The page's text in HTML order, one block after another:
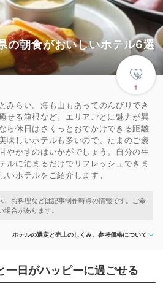
の朝食がおいしいホテル6選
1
みらい。海も山もあってのんびりでき
せる箱根など。エリアごとに魅力が異
ら休日はさくっとおでかけできる距離
味しいホテルも多いので、たまのご褒
やかすのはいかがでしょう。自分の生
ルに泊まるだけでリフレッシュできま
いホテルをご紹介します。
ホテルの選定と売上のしくみ、参考価格について
一日がハッピーに過ごせる